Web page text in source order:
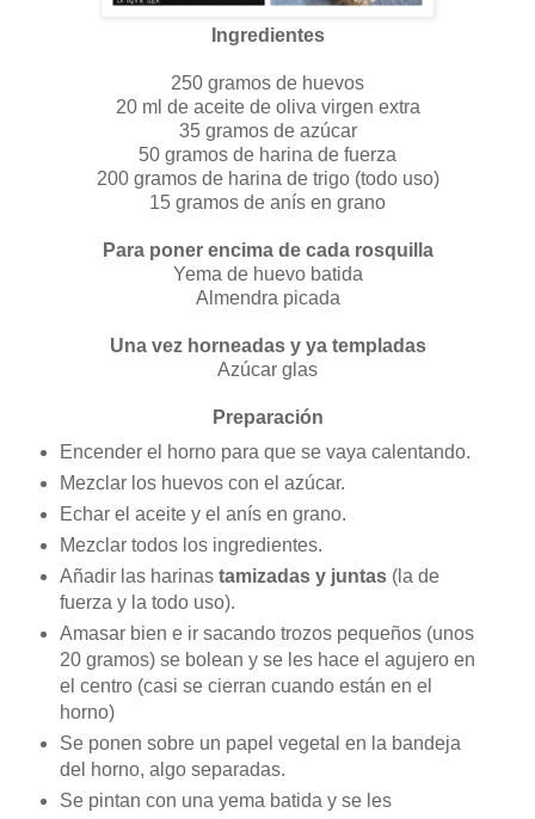
Ingredientes
250 gramos de huevos
20 ml de aceite de oliva virgen extra
35 gramos de azúcar
50 gramos de harina de fuerza
200 gramos de harina de trigo (todo uso)
15 gramos de anís en grano
Para poner encima de cada rosquilla
Yema de huevo batida
Almendra picada
Una vez horneadas y ya templadas
Azúcar glas
Preparación
Encender el horno para que se vaya calentando.
Mezclar los huevos con el azúcar.
Echar el aceite y el anís en grano.
Mezclar todos los ingredientes.
Añadir las harinas tamizadas y juntas(la de
fuerza y la todo uso).
Amasar bien e ir sacando trozos pequeños (unos
20 gramos) se bolean y se les hace el agujero en
el centro (casi se cierran cuando están en el
horno)
Se ponen sobre un papel vegetal en la bandeja
del horno, algo separadas.
Se pintan con una yema batida y se les